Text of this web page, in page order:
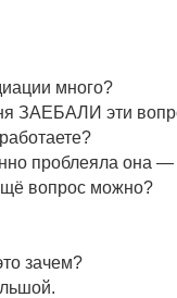
много?
ЗАЕБАЛИ эти
проблеяла она —
вопрос можно?
зачем?